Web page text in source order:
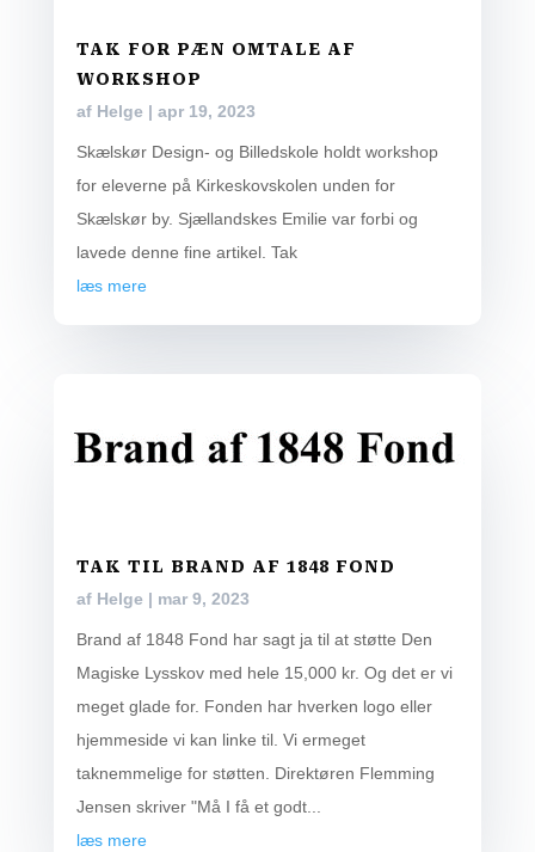
TAK FOR PÆN OMTALE AF
WORKSHOP
af Helge | apr 19, 2023
Skælskør Design- og Billedskole holdt workshop
for eleverne på Kirkeskovskolen unden for
Skælskør by. Sjællandskes Emilie var forbi og
lavede denne fine artikel. Tak
læs mere
TAK TIL BRAND AF 1848 FOND
af Helge | mar 9, 2023
Brand af 1848 Fond har sagt ja til at støtte Den
Magiske Lysskov med hele 15,000 kr. Og det er vi
meget glade for. Fonden har hverken logo eller
hjemmeside vi kan linke til. Vi ermeget
taknemmelige for støtten. Direktøren Flemming
Jensen skriver "Må I få et godt...
læs mere